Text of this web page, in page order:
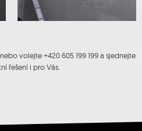
volejte +420 605 199 199 a sjednejte
řešení i pro Vás.